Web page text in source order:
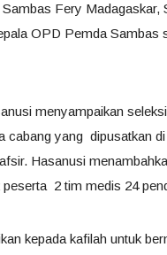
Fery Madagaskar,
OPD Pemda Sambas
menyampaikan
cabang yang dipusatkan
Hasanusi
2 tim medis 24
kepada kafilah untuk